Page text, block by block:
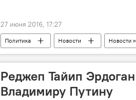
27 июня 2016, 17:27
Политика Новости Новости
Реджеп Тайип
Владимиру Путину